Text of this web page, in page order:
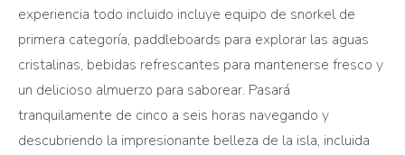
experiencia todo incluido incluye equipo de snorkel de
primera categoría, paddleboards para explorar las aguas
cristalinas, bebidas refrescantes para mantenerse fresco y
un delicioso almuerzo para saborear. Pasará
tranquilamente de cinco a seis horas navegando y
descubriendo la impresionante belleza de la isla, incluida